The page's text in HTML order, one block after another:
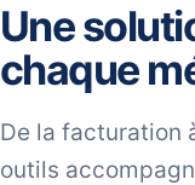
Une
chaque
De la facturation
outils